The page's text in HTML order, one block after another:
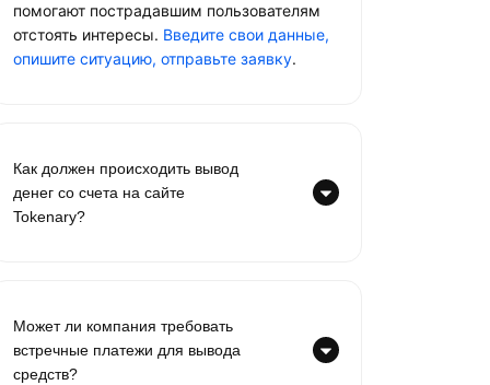
помогают пострадавшим пользователям
отстоять интересы. Введите свои данные,
опишите ситуацию, отправьте заявку.
Как должен происходить вывод
денег со счета на сайте
Tokenary?
Может ли компания требовать
встречные платежи для вывода
средств?